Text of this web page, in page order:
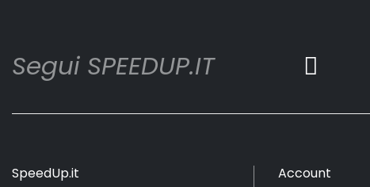
Segui SPEEDUP.IT
SpeedUp.it Account